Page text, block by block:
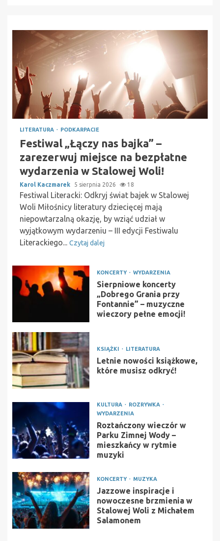
LITERATURA PODKARPACIE
Festiwal „Łączy nas bajka” –
zarezerwuj miejsce na bezpłatne
wydarzenia w Stalowej Woli!
Karol Kaczmarek 5 sierpnia 2026 18
Festiwal Literacki: Odkryj świat bajek w Stalowej
Woli Miłośnicy literatury dziecięcej mają
niepowtarzalną okazję, by wziąć udział w
wyjątkowym wydarzeniu – III edycji Festiwalu
Literackiego... Czytaj dalej
KONCERTY WYDARZENIA
Sierpniowe koncerty
„Dobrego Grania przy
Fontannie” – muzyczne
wieczory pełne emocji!
KSIĄŻKI LITERATURA
Letnie nowości książkowe,
które musisz odkryć!
KULTURA
ROZRYWKA
WYDARZENIA
Roztańczony wieczór w
Parku Zimnej Wody –
mieszkańcy w rytmie
muzyki
KONCERTY MUZYKA
Jazzowe inspiracje i
nowoczesne brzmienia w
Stalowej Woli z Michałem
Salamonem